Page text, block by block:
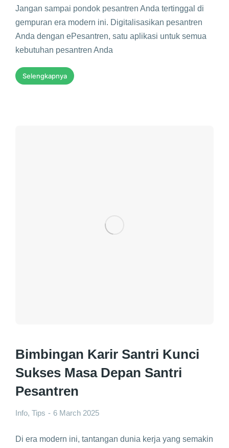
Jangan sampai pondok pesantren Anda tertinggal di
gempuran era modern ini. Digitalisasikan pesantren
Anda dengan ePesantren, satu aplikasi untuk semua
kebutuhan pesantren Anda
Selengkapnya
Bimbingan Karir Santri Kunci
Sukses Masa Depan Santri
Pesantren
Info, Tips 6 March 2025
Di era modern ini, tantangan dunia kerja yang semakin